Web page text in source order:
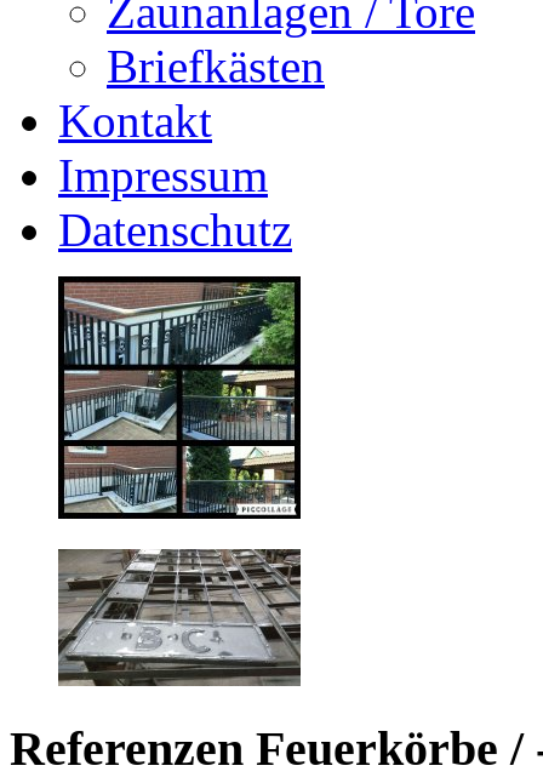
Zaunanlagen / Tore
Briefkästen
Kontakt
Impressum
Datenschutz
Referenzen Feuerkörbe